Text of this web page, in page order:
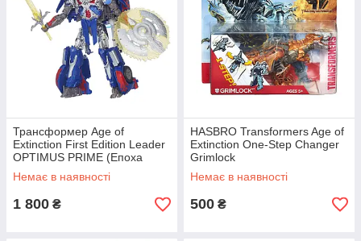
Трансформер Age of
Extinction First Edition Leader
OPTIMUS PRIME (Епоха
винищення Лідер Оптімус
Прайм)
Немає в наявності
1 800 ₴
HASBRO Transformers Age of
Extinction One-Step Changer
Grimlock
Немає в наявності
500 ₴